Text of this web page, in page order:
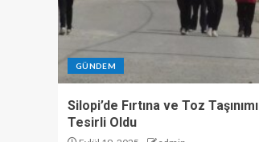
GÜNDEM
Silopi’de Fırtına ve Toz Taşınımı
Tesirli Oldu